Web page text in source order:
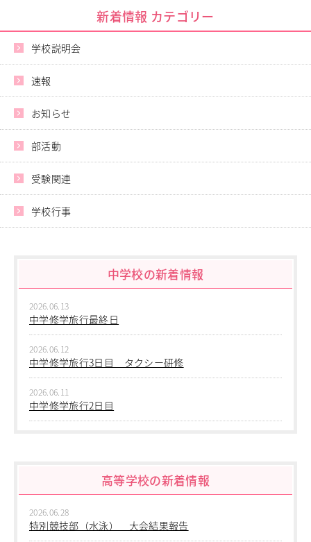
デジタルリーフレット／パンフレット
進路・進学
進路実績
指定校推薦
進学指導イベント（キャリアイベント）
卒業生の声
その他
在校生の方
新型コロナウイルス感染症罹患証明書
インフルエンザ罹患証明書
登校許可証明書
Youtube公式チャンネル
寄付金のお願い
在校生の方
卒業生の方
教職員募集
系列校紹介
教職員の方へ
新着情報 カテゴリー
学校説明会
速報
お知らせ
部活動
受験関連
学校行事
中学校の新着情報
2026.06.13
中学修学旅行最終日
2026.06.12
中学修学旅行3日目 タクシー研修
2026.06.11
中学修学旅行2日目
中学２年生 校外学習
2026.06.09
中学１年生 校外学習
高等学校の新着情報
2026.06.28
特別競技部（水泳） 大会結果報告